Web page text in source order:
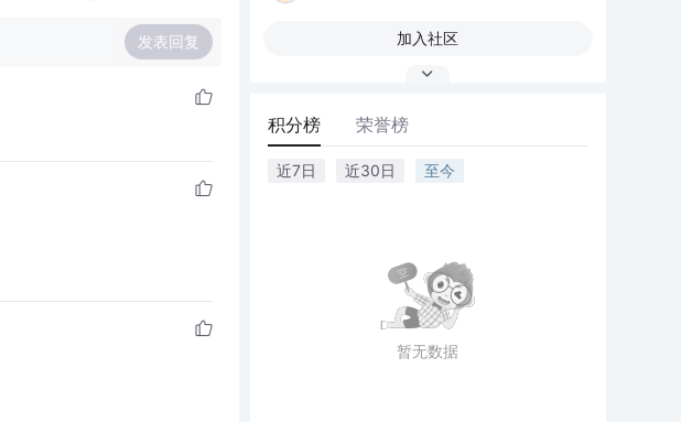
发表回复 加入社区
积分榜 荣誉榜
近7日 近30日 至今
暂无数据